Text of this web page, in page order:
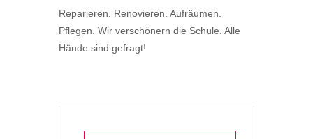
Reparieren. Renovieren. Aufräumen.
Pflegen. Wir verschönern die Schule. Alle
Hände sind gefragt!